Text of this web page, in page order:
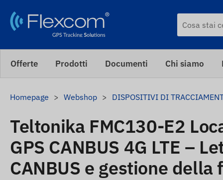
Offerte Prodotti Documenti Chi siamo
Homepage Webshop DISPOSITIVI DI
Teltonika FMC130-E2
GPS CANBUS 4G LTE –
CANBUS e gestione della